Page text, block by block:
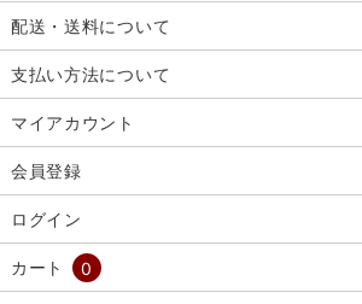
配送・送料について
支払い方法について
マイアカウント
会員登録
ログイン
カート 0